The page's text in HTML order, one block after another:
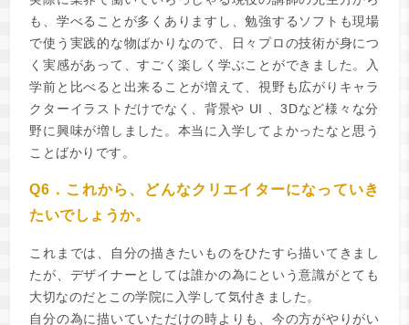
も、学べることが多くありますし、勉強するソフトも現場
で使う実践的な物ばかりなので、日々プロの技術が身につ
く実感があって、すごく楽しく学ぶことができました。入
学前と比べると出来ることが増えて、視野も広がりキャラ
クターイラストだけでなく、背景や UI 、3Dなど様々な分
野に興味が増しました。本当に入学してよかったなと思う
ことばかりです。
Q6．これから、どんなクリエイターになっていき
たいでしょうか。
これまでは、自分の描きたいものをひたすら描いてきまし
たが、デザイナーとしては誰かの為にという意識がとても
大切なのだとこの学院に入学して気付きました。
自分の為に描いていただけの時よりも、今の方がやりがい